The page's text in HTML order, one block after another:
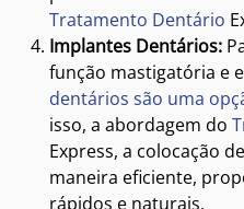
Tratamento Dentário
Implantes Dentários:
função mastigatória e
dentários são uma
isso, a abordagem do
Express, a colocação
maneira eficiente,
rápidos e naturais.